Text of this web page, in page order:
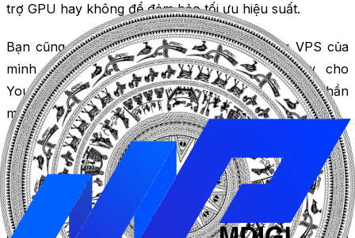
trợ GPU hay không để đảm bảo tối ưu hiệu suất.
Bạn cũng cần quan tâm tới nhu cầu sử dụng VPS của
mình như: DùngVPS Youtubeđể tăng view cho
Youtube,VPS Forexđể giao dịch tự động trên phần
mềm MT4/MT5…
Chi phí:
Thuê VPS có GPU có giá cả cao hơn so với VPS thông
thường. Bạn nên so sánh các gói dịch vụ và giá cả của